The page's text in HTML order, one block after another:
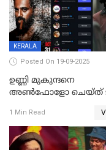
KERALA
Posted On 19-09-2025
ഉണ്ണി മുകുന്ദനെ
അൺഫോളോ ചെയ്ത്
മാർക്കോയിൽ യാഷ്,
പൃഥ്വിരാജ്,
1 Min Read